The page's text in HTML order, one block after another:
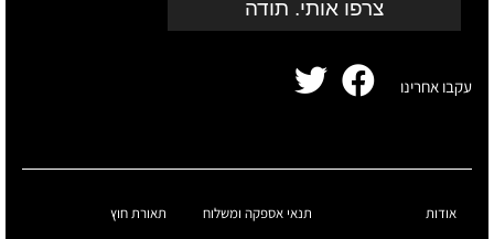
צרפו אותי. תודה
עקבו אחרינו
אודות
תנאי אספקה ומשלוח
תאורת חוץ